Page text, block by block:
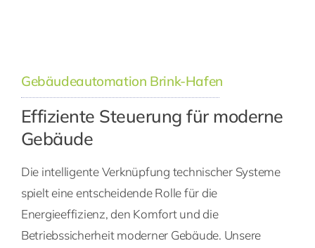
Gebäudeautomation Brink-Hafen
Effiziente Steuerung für moderne
Gebäude
Die intelligente Verknüpfung technischer Systeme
spielt eine entscheidende Rolle für die
Energieeffizienz, den Komfort und die
Betriebssicherheit moderner Gebäude. Unsere